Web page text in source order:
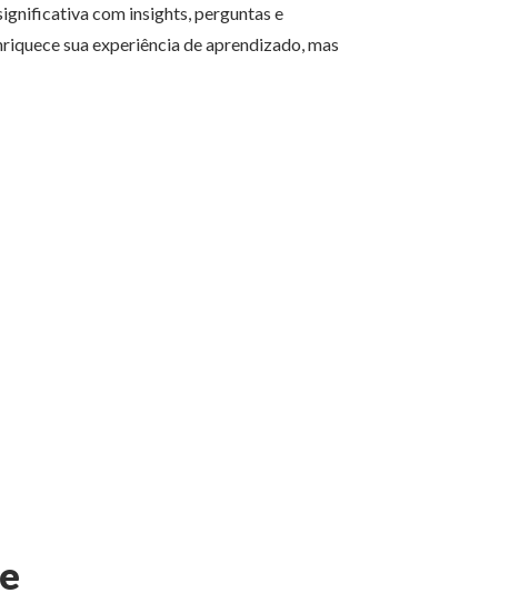
com insights, perguntas e
sua experiência de aprendizado, mas